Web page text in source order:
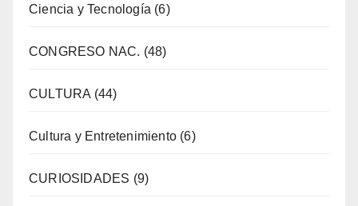
Ciencia y Tecnología (6)
CONGRESO NAC. (48)
CULTURA (44)
Cultura y Entretenimiento (6)
CURIOSIDADES (9)